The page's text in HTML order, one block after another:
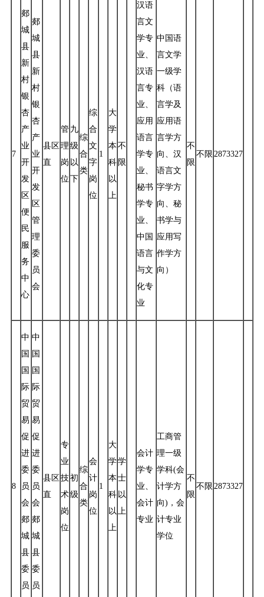
7
郯
城
县
新
村
银
杏
产
业
开
发
区
便
民
服
务
中
心
郯
城
县
新
村
银
杏
产
业
开
发
区
管
理
委
员
会
县区
直
管
理
岗
位
九
级
以
下
综
合
类
综
合
文
字
岗
位
1
大
学
本
科
以
上
不
限
汉语
言文
学专
业、
汉语
言专
业、
应用
语言
学专
业、
秘书
学专
业、
中国
语言
与文
化专
业
中国语
言文学
一级学
科（语
言学及
应用语
言学方
向、汉
语言文
字学方
向、秘
书学与
应用写
作学方
向）
不
限
不限 2873327
8
中
国
国
际
贸
易
促
进
委
员
会
郯
城
县
委
员
中
国
国
际
贸
易
促
进
委
员
会
郯
城
县
委
员
县区
直
专
业
技
术
岗
位
初
级
综
合
类
会
计
岗
位
1
大
学
本
科
以
上
学
士
以
上
会计
学专
业、
会计
专业
工商管
理一级
学科(会
计学方
向)，会
计专业
学位
不
限
不限 2873327